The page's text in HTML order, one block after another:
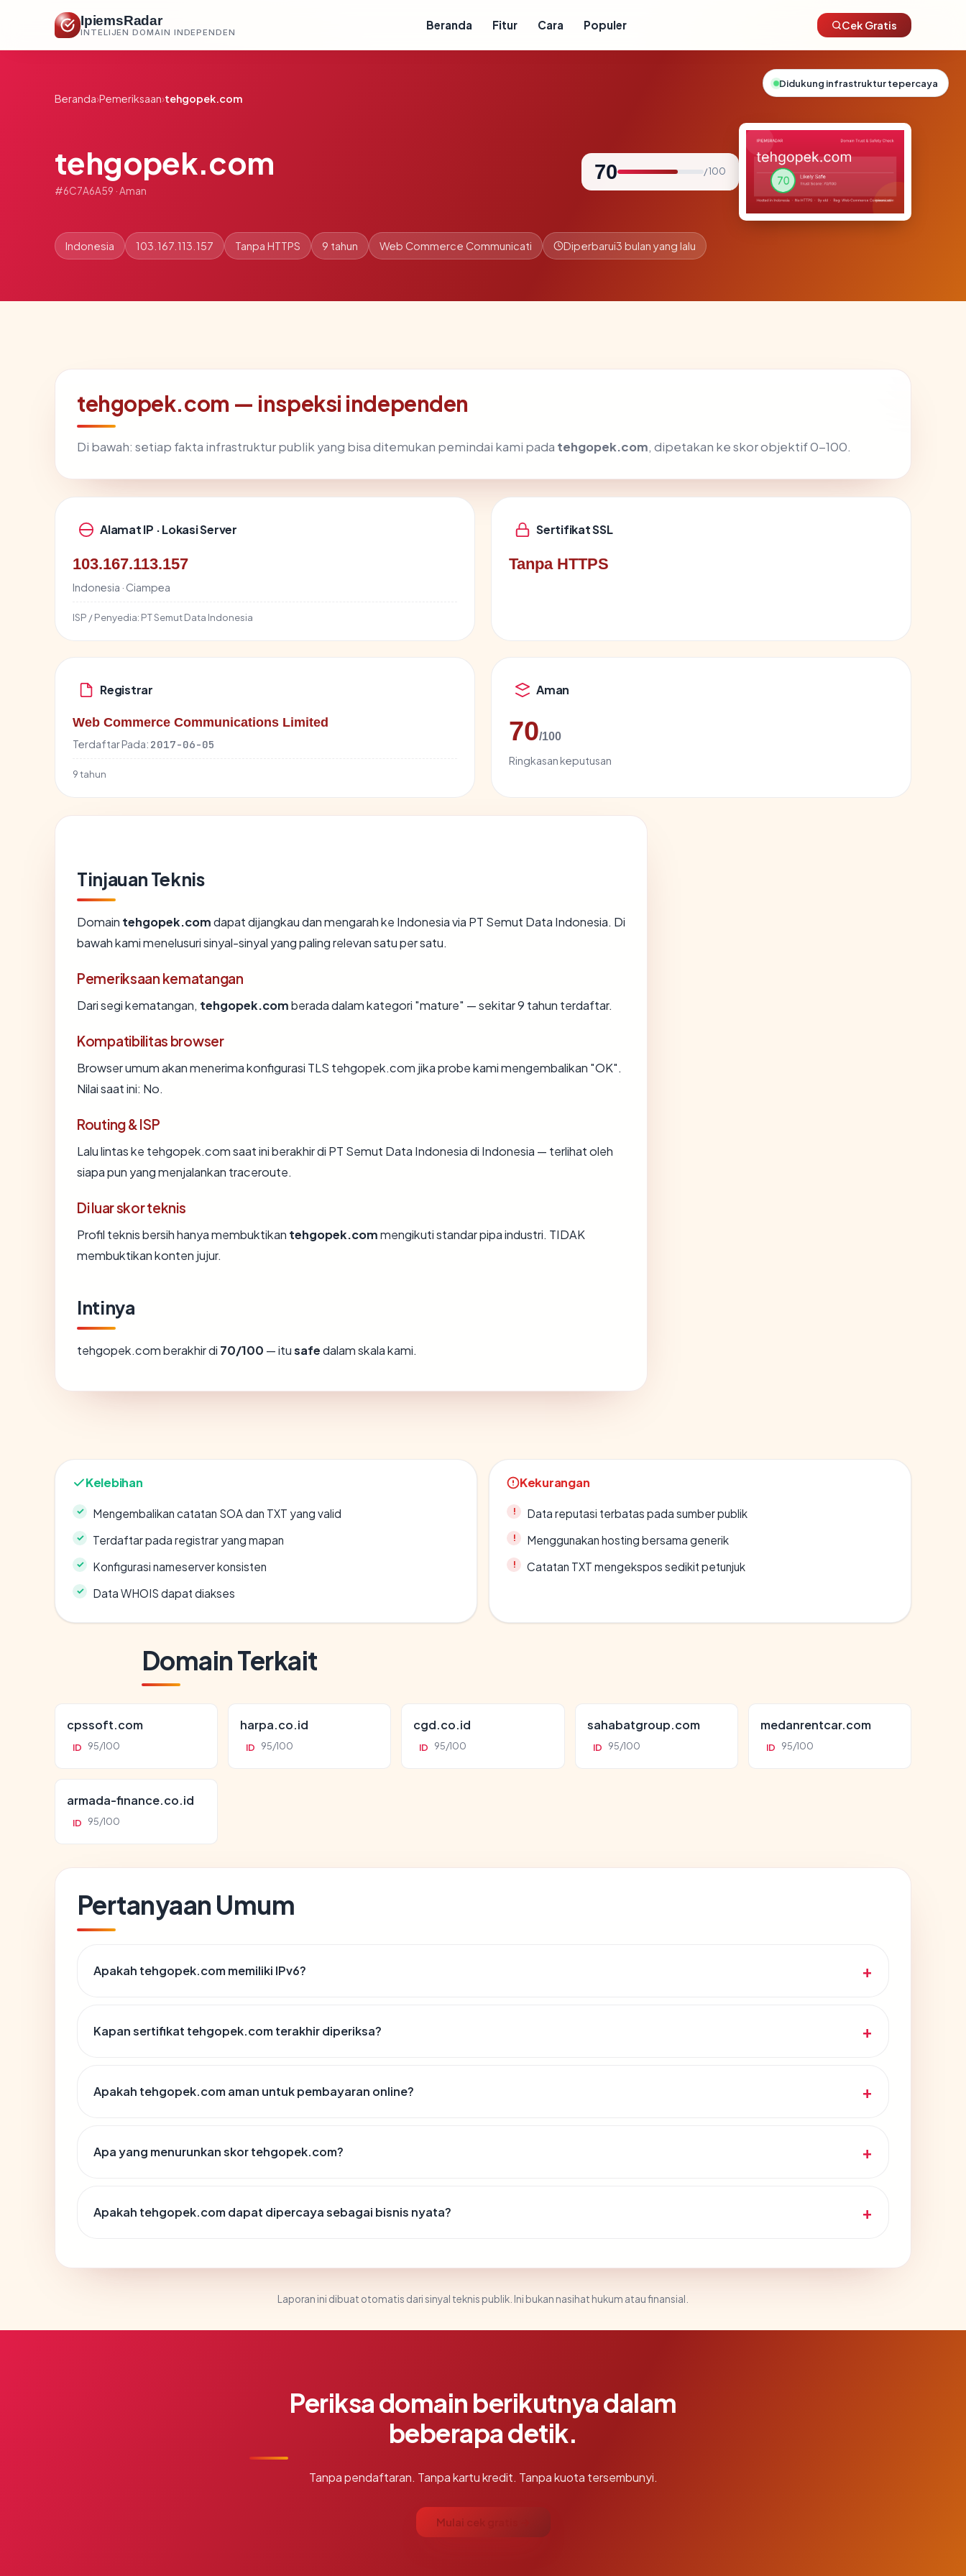
IpiemsRadar
INTELIJEN DOMAIN INDEPENDEN
Beranda Fitur Cara Populer Cek Gratis
Beranda›Pemeriksaan›tehgopek.com
tehgopek.com
#6C7A6A59 · Aman
70 / 100
Indonesia 103.167.113.157 Tanpa HTTPS 9 tahun Web Commerce Communicati Diperbarui3 bulan yang lalu
tehgopek.com — inspeksi independen
Di bawah: setiap fakta infrastruktur publik yang bisa ditemukan pemindai kami pada tehgopek.com, dipetakan ke skor objektif 0-100.
Alamat IP · Lokasi Server
103.167.113.157
Indonesia · Ciampea
ISP / Penyedia: PT Semut Data Indonesia
Sertifikat SSL
Tanpa HTTPS
Registrar
Web Commerce Communications Limited
Terdaftar Pada: 2017-06-05
9 tahun
Aman
70/100
Ringkasan keputusan
Tinjauan Teknis
Domain tehgopek.comdapat dijangkau dan mengarah ke Indonesia via PT Semut Data Indonesia. Di
bawah kami menelusuri sinyal-sinyal yang paling relevan satu per satu.
Pemeriksaan kematangan
Dari segi kematangan, tehgopek.comberada dalam kategori "mature" — sekitar 9 tahun terdaftar.
Kompatibilitas browser
Browser umum akan menerima konfigurasi TLS tehgopek.com jika probe kami mengembalikan "OK".
Nilai saat ini: No.
Routing & ISP
Lalu lintas ke tehgopek.com saat ini berakhir di PT Semut Data Indonesia di Indonesia — terlihat oleh
siapa pun yang menjalankan traceroute.
Di luar skor teknis
Profil teknis bersih hanya membuktikan tehgopek.commengikuti standar pipa industri. TIDAK
membuktikan konten jujur.
Intinya
tehgopek.com berakhir di 70/100 — itusafedalam skala kami.
Kelebihan
Mengembalikan catatan SOA dan TXT yang valid
Terdaftar pada registrar yang mapan
Konfigurasi nameserver konsisten
Data WHOIS dapat diakses
Kekurangan
Data reputasi terbatas pada sumber publik
Menggunakan hosting bersama generik
Catatan TXT mengekspos sedikit petunjuk
Domain Terkait
cpssoft.com
ID 95/100
harpa.co.id
ID 95/100
cgd.co.id
ID 95/100
sahabatgroup.com
ID 95/100
medanrentcar.com
ID 95/100
armada-finance.co.id
ID 95/100
Pertanyaan Umum
Apakah tehgopek.com memiliki IPv6?
Kapan sertifikat tehgopek.com terakhir diperiksa?
Apakah tehgopek.com aman untuk pembayaran online?
Apa yang menurunkan skor tehgopek.com?
Apakah tehgopek.com dapat dipercaya sebagai bisnis nyata?
Laporan ini dibuat otomatis dari sinyal teknis publik. Ini bukan nasihat hukum atau finansial.
Periksa domain berikutnya dalam
beberapa detik.
Tanpa pendaftaran. Tanpa kartu kredit. Tanpa kuota tersembunyi.
Mulai cek gratis →
Didukung infrastruktur tepercaya